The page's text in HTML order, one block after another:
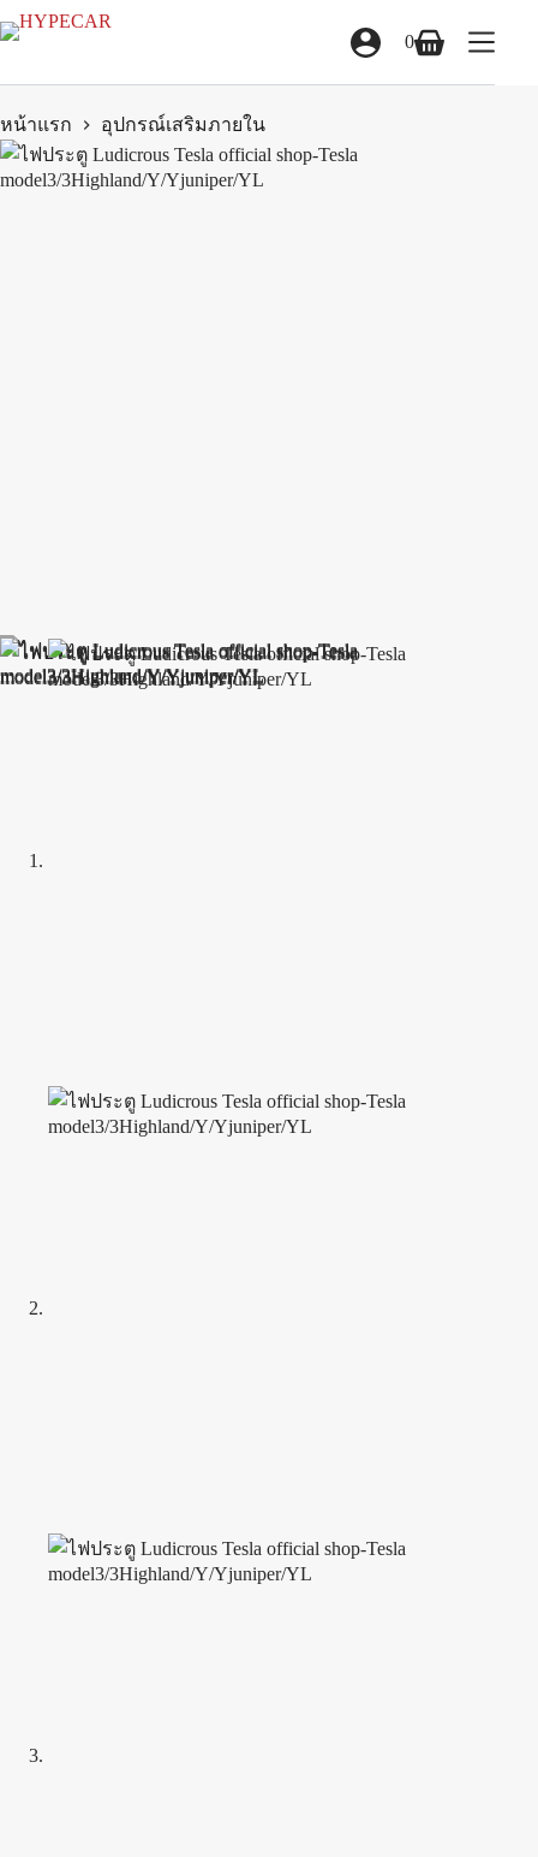
to
Shopping
0
หน้าแรก อุปกรณ์เสริมภายใน